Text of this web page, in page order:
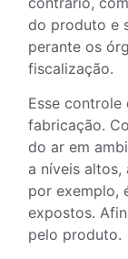
do produto e
perante os
fiscalização.
Esse controle
fabricação.
do ar em
a níveis altos,
por exemplo,
expostos.
pelo produto.